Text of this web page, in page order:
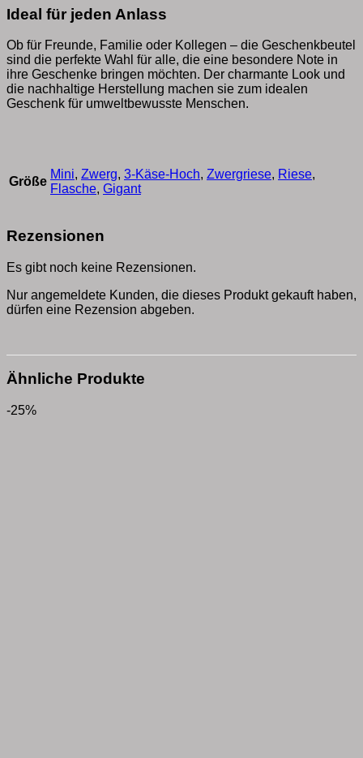
Ideal für jeden Anlass
Ob für Freunde, Familie oder Kollegen – die Geschenkbeutel
sind die perfekte Wahl für alle, die eine besondere Note in
ihre Geschenke bringen möchten. Der charmante Look und
die nachhaltige Herstellung machen sie zum idealen
Geschenk für umweltbewusste Menschen.
Größe
Mini, Zwerg, 3-Käse-Hoch, Zwergriese, Riese,
Flasche, Gigant
Rezensionen
Es gibt noch keine Rezensionen.
Nur angemeldete Kunden, die dieses Produkt gekauft haben,
dürfen eine Rezension abgeben.
Ähnliche Produkte
-25%